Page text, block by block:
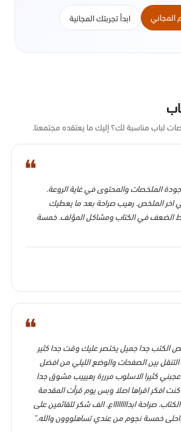
المجاني ابدأ تجربتك المجانية
لباب مناسبة لك؟ إليك ما يعتقده مجتمعنا.
❝
الملخصات والمحتوى في غاية الروعة.
اخر الملخص. رهيب صراحة بعد ما يعطيك
الضعف في الكتاب ومشاكل المؤلف. خمسة
❝
الكتب جدا جميل يختصر عليك وقت جدا كثير
بين الصفحات والوضع الليلي من افضل
كثيرا الاسلوب مرررة رهيييب مشوق جدا
افكر اقراها اصلا وبس يوم قرأت المقدمة
صراحة ابدااااااااع. الف شكر للقائمين على
واحلى خمسة نجوم من عندي تساهلووون والله.”